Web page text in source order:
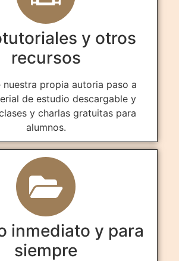
y otros
recursos
nuestra propia autoria paso a
de estudio descargable y
y charlas gratuitas para
alumnos.
inmediato y para
siempre